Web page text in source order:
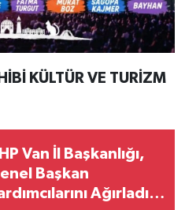
KÜLTÜR VE TURİZM
Van İl Başkanlığı,
Başkan
Ağırladı!